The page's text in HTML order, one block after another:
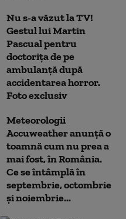
Nu s-a văzut la TV!
Gestul lui Martin
Pascual pentru
doctoriţa de pe
ambulanţă după
accidentarea horror.
Foto exclusiv
Meteorologii
Accuweather anunță o
toamnă cum nu prea a
mai fost, în România.
Ce se întâmplă în
septembrie, octombrie
și noiembrie...